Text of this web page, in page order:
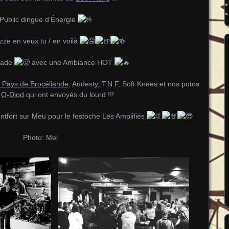
dingue d’Énergie
en veux tu / en voilà
avec une Ambiance HOT
de Brocéliande , Audesty, T.N.F, Soft Knees et nos potos
O-Diod qui ont envoyés du lourd !!!
sur Meu pour le festoche Les Amplifiés
Photo: Mel